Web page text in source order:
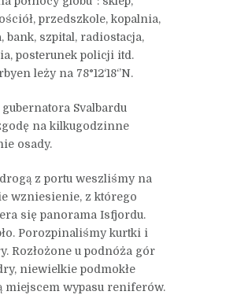
przedszkole, kopalnia,
bank, szpital, radiostacja,
posterunek policji itd.
leży na 78°12‘18‘’N.
gubernatora Svalbardu
na kilkugodzinne
osady.
z portu weszliśmy na
wzniesienie, z którego
się panorama Isfjordu.
Porozpinaliśmy kurtki i
Rozłożone u podnóża gór
niewielkie podmokłe
miejscem wypasu reniferów.